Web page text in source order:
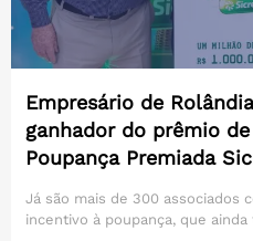
Empresário de
ganhador do prêmio
Poupança Premiada
Já são mais de 300 associados
incentivo à poupança, que ainda